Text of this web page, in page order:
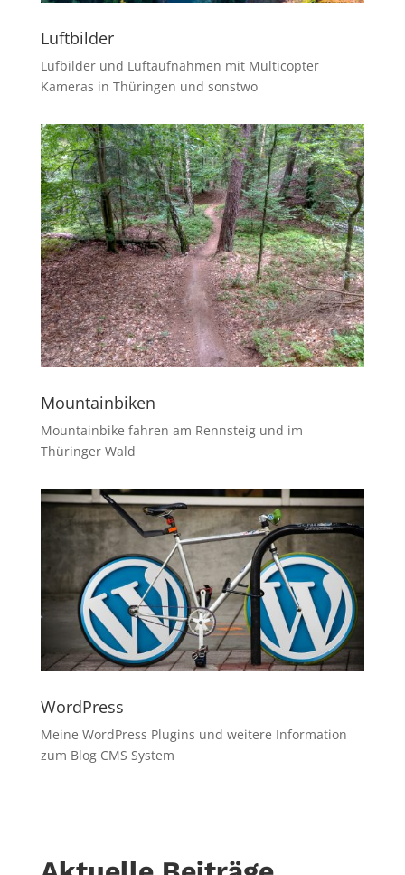
Luftbilder
Lufbilder und Luftaufnahmen mit Multicopter
Kameras in Thüringen und sonstwo
Mountainbiken
Mountainbike fahren am Rennsteig und im
Thüringer Wald
WordPress
Meine WordPress Plugins und weitere Information
zum Blog CMS System